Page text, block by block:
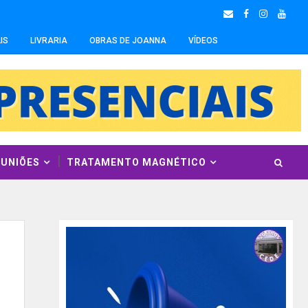
LIVRARIA OBRAS DE JOANNA VÍDEOS
TRATAMENTO MAGNÉTICO